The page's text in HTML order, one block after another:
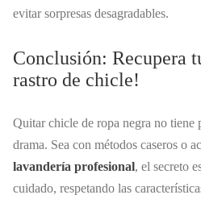
evitar sorpresas desagradables.
Conclusión: Recupera
rastro de chicle!
Quitar chicle de ropa negra no tiene
drama. Sea con métodos caseros o
lavandería profesional, el secreto
cuidado, respetando las